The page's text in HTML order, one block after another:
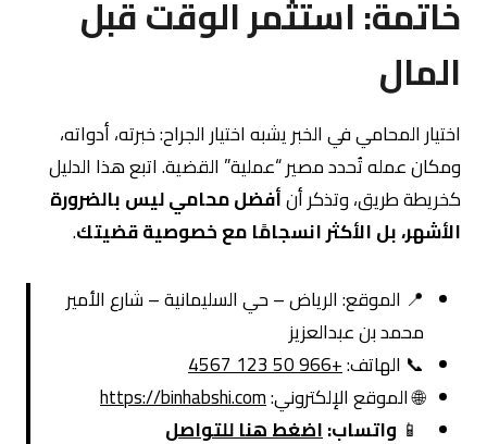
خاتمة: استثمر الوقت قبل
المال
اختيار المحامي في الخبر يشبه اختيار الجراح: خبرته، أدواته،
ومكان عمله تُحدد مصير “عملية” القضية. اتبع هذا الدليل
كخريطة طريق، وتذكر أنأفضل محامي ليس بالضرورة
الأشهر، بل الأكثر انسجامًا مع خصوصية قضيتك.
📍 الموقع: الرياض – حي السليمانية – شارع الأمير
محمد بن عبدالعزيز
📞 الهاتف:+966 50 123 4567
🌐 الموقع الإلكتروني:https://binhabshi.com
📱 واتساب:اضغط هنا للتواصل